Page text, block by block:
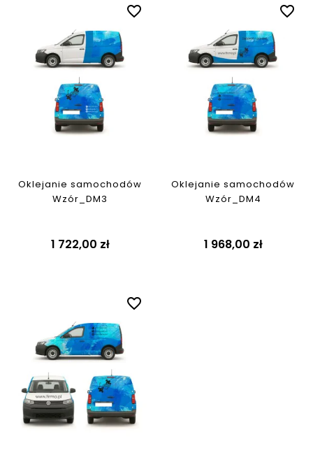
favorite_border
Oklejanie samochodów
Wzór_DM3
1 722,00 zł
favorite_border
Oklejanie samochodów
Wzór_DM4
1 968,00 zł
favorite_border